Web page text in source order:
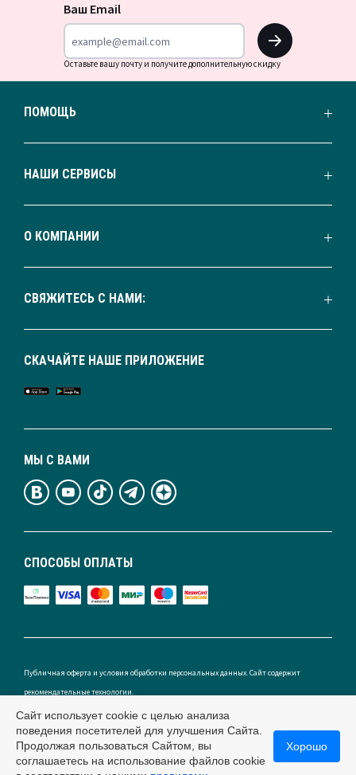
Ваш Email
OK
Оставьте вашу почту и получите дополнительную скидку
ПОМОЩЬ
НАШИ СЕРВИСЫ
О КОМПАНИИ
СВЯЖИТЕСЬ С НАМИ:
СПОСОБЫ ОПЛАТЫ
МЫ С ВАМИ
СКАЧАЙТЕ НАШЕ ПРИЛОЖЕНИЕ
Публичная оферта и условия обработки персональных данных. Сайт содержит
рекомендательные технологии.
Россия
Сайт использует cookie с целью анализа
поведения посетителей для улучшения Сайта.
Продолжая пользоваться Сайтом, вы
соглашаетесь на использование файлов cookie
Хорошо